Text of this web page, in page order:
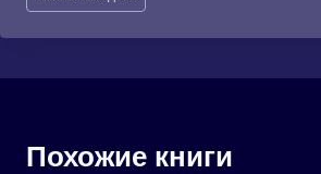
записи:
Похожие книги